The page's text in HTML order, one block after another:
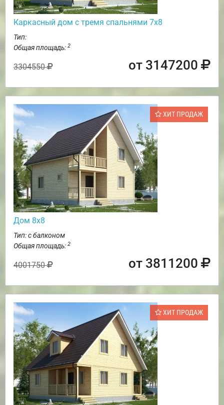
Каркасный дом с тремя спальнями 7х8
Тип:
Общая площадь: 2
3304550 от 3147200
ХИТ ПРОДАЖ
Дом 8х8
Тип: с балконом
Общая площадь: 2
4001750 от 3811200
ХИТ ПРОДАЖ